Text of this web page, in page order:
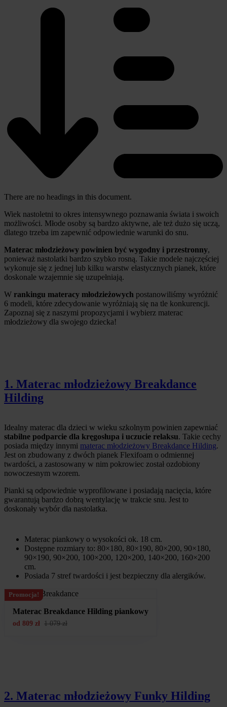
There are no headings in this document.
Wiek nastoletni to okres intensywnego poznawania świata i swoich
możliwości. Młode osoby są bardzo aktywne, ale też dużo się uczą,
dlatego trzeba im zapewnić odpowiednie warunki do snu.
Materac młodzieżowy powinien być wygodny i przestronny,
ponieważ nastolatki bardzo szybko rosną. Takie modele najczęściej
wykonuje się z jednej lub kilku warstw elastycznych pianek, które
doskonale wzajemnie się uzupełniają.
W rankingu materacy młodzieżowych postanowiliśmy wyróżnić
6 modeli, które zdecydowanie wyróżniają się na tle konkurencji.
Zapoznaj się z naszymi propozycjami i wybierz materac
młodzieżowy dla swojego dziecka!
1. Materac młodzieżowy Breakdance
Hilding
Idealny materac dla dzieci w wieku szkolnym powinien zapewniać
stabilne podparcie dla kręgosłupa i uczucie relaksu. Takie cechy
posiada między innymi materac młodzieżowy Breakdance Hilding.
Jest on zbudowany z dwóch pianek Flexifoam o odmiennej
twardości, a zastosowany w nim pokrowiec został ozdobiony
nowoczesnym wzorem.
Pianki są odpowiednie wyprofilowane i posiadają nacięcia, które
gwarantują bardzo dobrą wentylację w trakcie snu. Jest to
doskonały wybór dla nastolatka.
Materac piankowy o wysokości ok. 18 cm.
Dostępne rozmiary to: 80×180, 80×190, 80×200, 90×180,
90×190, 90×200, 100×200, 120×200, 140×200, 160×200
cm.
Posiada 7 stref twardości i jest bezpieczny dla alergików.
Promocja!
Materac Breakdance Hilding piankowy
od 809 zł 1 079zł
2. Materac młodzieżowy Funky Hilding